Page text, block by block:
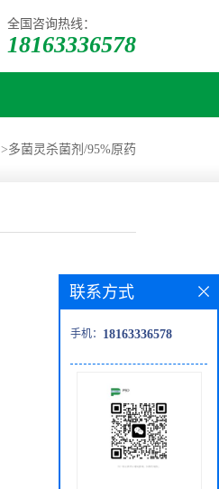
全国咨询热线：
18163336578
>多菌灵杀菌剂/95%原药
联系方式
手机： 18163336578